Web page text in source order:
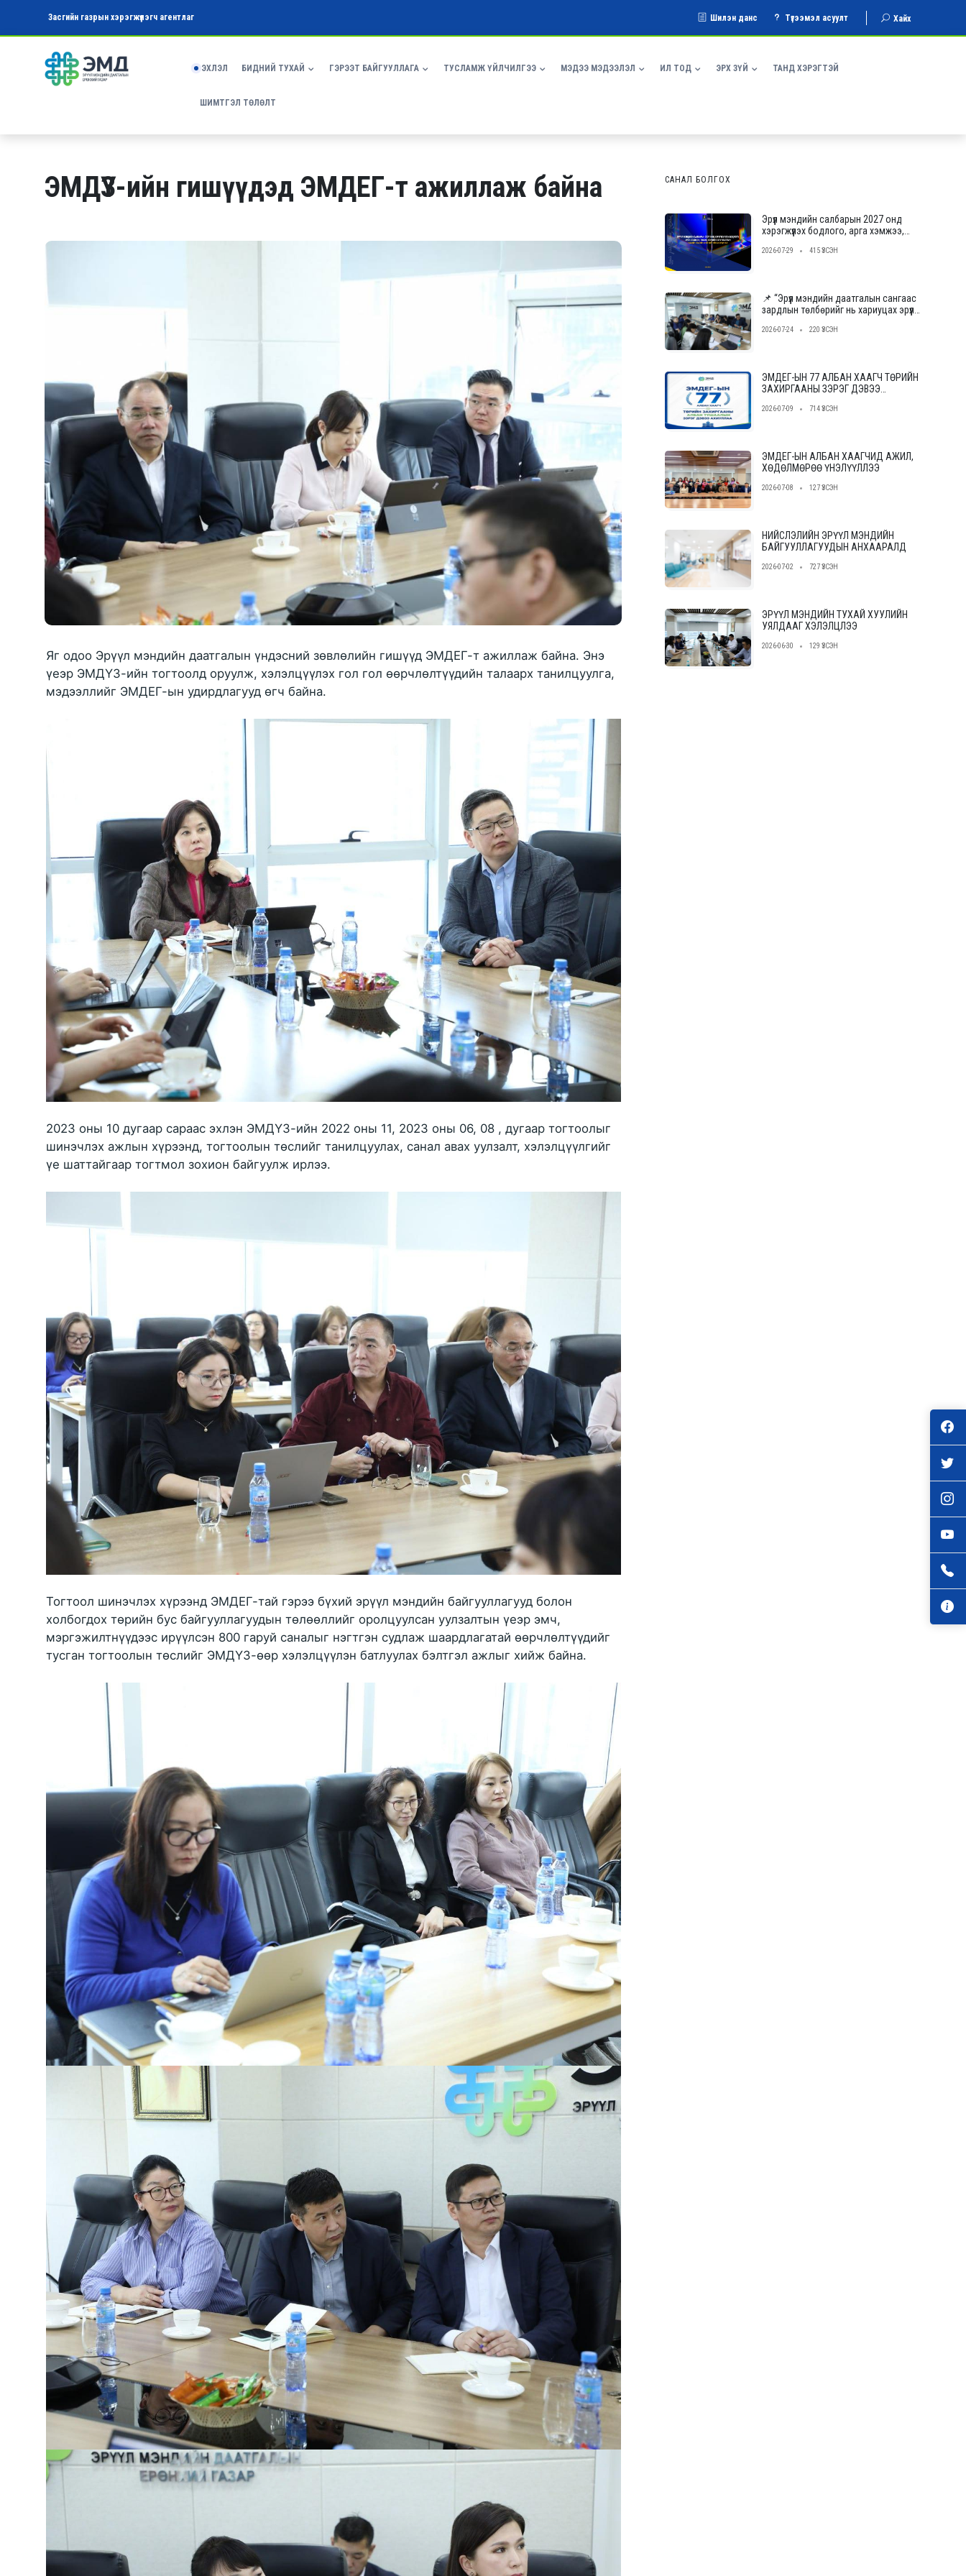
Засгийн газрын хэрэгжүүлэгч агентлаг Шилэн данс Түгээмэл асуулт Хайх
ЭХЛЭЛ БИДНИЙ ТУХАЙ ГЭРЭЭТ БАЙГУУЛЛАГА ТУСЛАМЖ ҮЙЛЧИЛГЭЭ МЭДЭЭ МЭДЭЭЛЭЛ ИЛ ТОД ЭРХ ЗҮЙ ТАНД ХЭРЭГТЭЙ
ШИМТГЭЛ ТӨЛӨЛТ
ЭМДҮЗ-ийн гишүүдэд ЭМДЕГ-т ажиллаж байна
Яг одоо Эрүүл мэндийн даатгалын үндэсний зөвлөлийн гишүүд ЭМДЕГ-т ажиллаж байна. Энэ
үеэр ЭМДҮЗ-ийн тогтоолд оруулж, хэлэлцүүлэх гол гол өөрчлөлтүүдийн талаарх танилцуулга,
мэдээллийг ЭМДЕГ-ын удирдлагууд өгч байна.
2023 оны 10 дугаар сараас эхлэн ЭМДҮЗ-ийн 2022 оны 11, 2023 оны 06, 08 , дугаар тогтоолыг
шинэчлэх ажлын хүрээнд, тогтоолын төслийг танилцуулах, санал авах уулзалт, хэлэлцүүлгийг
үе шаттайгаар тогтмол зохион байгуулж ирлээ.
Тогтоол шинэчлэх хүрээнд ЭМДЕГ-тай гэрээ бүхий эрүүл мэндийн байгууллагууд болон
холбогдох төрийн бус байгууллагуудын төлөөллийг оролцуулсан уулзалтын үеэр эмч,
мэргэжилтнүүдээс ирүүлсэн 800 гаруй саналыг нэгтгэн судлаж шаардлагатай өөрчлөлтүүдийг
тусган тогтоолын төслийг ЭМДҮЗ-өөр хэлэлцүүлэн батлуулах бэлтгэл ажлыг хийж байна.
САНАЛ БОЛГОХ
Эрүүл мэндийн салбарын 2027 онд
хэрэгжүүлэх бодлого, арга хэмжээ,
2026-07-29 415 ҮЗСЭН
📌 “Эрүүл мэндийн даатгалын сангаас
зардлын төлбөрийг нь хариуцах эрүүл
байгууллагыг сонгон шалгаруулах
2026-07-24 220 ҮЗСЭН
ЭМДЕГ-ЫН 77 АЛБАН ХААГЧ ТӨРИЙН
ЗАХИРГААНЫ ЗЭРЭГ ДЭВЭЭ
2026-07-09 714 ҮЗСЭН
ЭМДЕГ-ЫН АЛБАН ХААГЧИД АЖИЛ,
ХӨДӨЛМӨРӨӨ ҮНЭЛҮҮЛЛЭЭ
2026-07-08 127 ҮЗСЭН
НИЙСЛЭЛИЙН ЭРҮҮЛ МЭНДИЙН
БАЙГУУЛЛАГУУДЫН АНХААРАЛД
2026-07-02 727 ҮЗСЭН
ЭРҮҮЛ МЭНДИЙН ТУХАЙ ХУУЛИЙН
УЯЛДААГ ХЭЛЭЛЦЛЭЭ
2026-06-30 129 ҮЗСЭН